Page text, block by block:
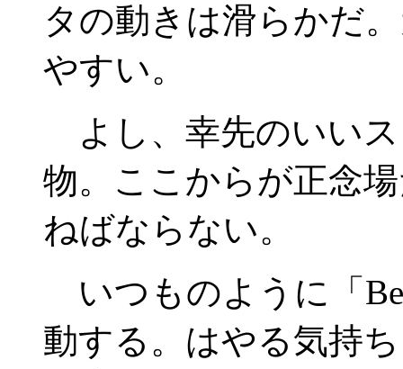
タの動きは滑らかだ
やすい。
よし、幸先のいい
物。ここからが正念
ねばならない。
いつものように「
動する。はやる気持